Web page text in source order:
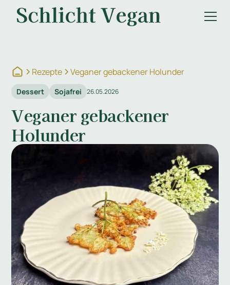
Rezepte Veganer gebackener Holunder
Dessert Sojafrei 26.05.2026
Veganer gebackener
Holunder